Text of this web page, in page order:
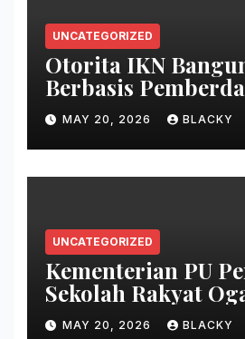
UNCATEGORIZED
Otorita IKN
Berbasis
MAY 20, 2026 BLACKY
UNCATEGORIZED
Kementerian PU
Sekolah Rakyat
MAY 20, 2026 BLACKY